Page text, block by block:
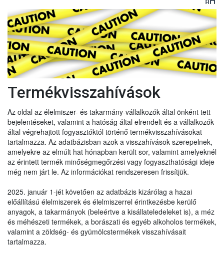
Termékvisszahívások
Az oldal az élelmiszer- és takarmány-vállalkozók által önként tett
bejelentéseket, valamint a hatóság által elrendelt és a vállalkozók
által végrehajtott fogyasztóktól történő termékvisszahívásokat
tartalmazza. Az adatbázisban azok a visszahívások szerepelnek,
amelyekre az elmúlt hat hónapban került sor, valamint amelyeknél
az érintett termék minőségmegőrzési vagy fogyaszthatósági ideje
még nem járt le. Az információkat rendszeresen frissítjük.
2025. január 1-jét követően az adatbázis kizárólag a hazai
előállítású élelmiszerek és élelmiszerrel érintkezésbe kerülő
anyagok, a takarmányok (beleértve a kisállateledeleket is), a méz
és méhészeti termékek, a borászati és egyéb alkoholos termékek,
valamint a zöldség- és gyümölcstermékek visszahívásait
tartalmazza.